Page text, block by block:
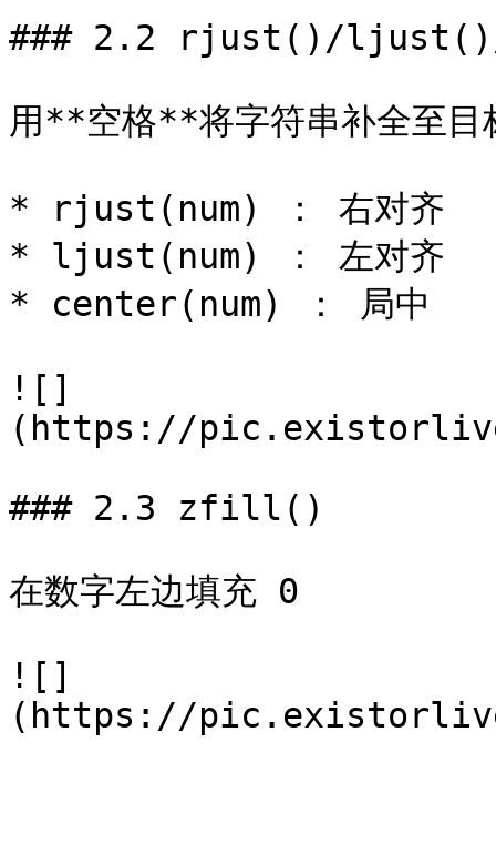
### 2.2 rjust()/
用**空格**将字符串补全至目
* rjust(num) ： 右对齐
* ljust(num) ： 左对齐
* center(num) ： 局中
![]
(https://
### 2.3 zfill()
在数字左边填充 0
![]